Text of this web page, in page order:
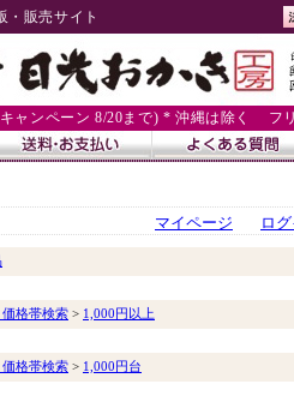
販売サイト
ンペーン 8/20まで) * 沖縄は除く フ
マイページ
ロ
価格帯検索 > 1,000円以上
価格帯検索 > 1,000円台